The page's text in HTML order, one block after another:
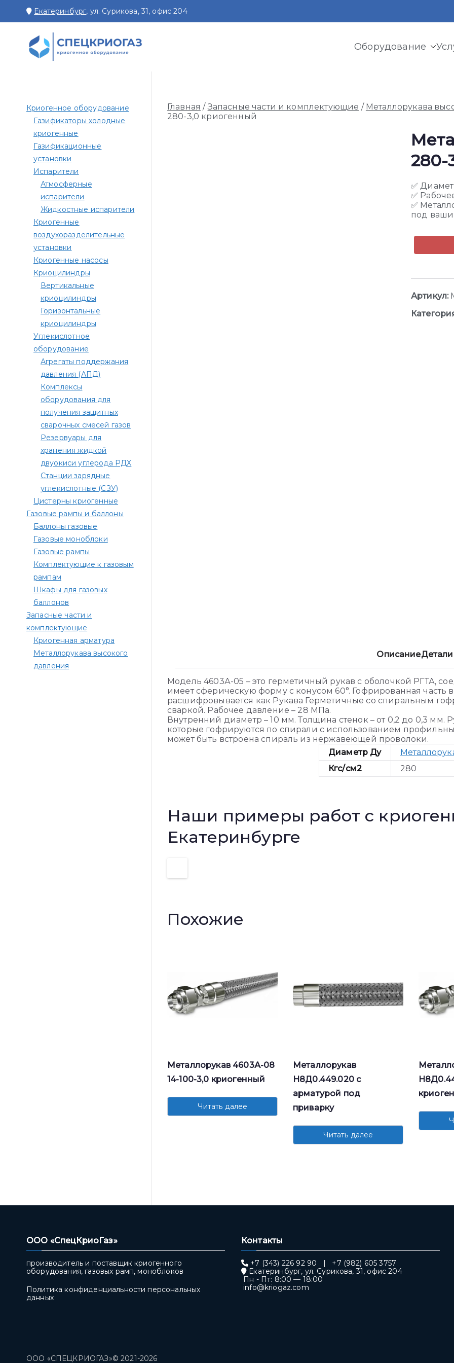
содержимому
Екатеринбург, ул. Сурикова, 31, офис 204
Производство и поставки криогенного оборудования, газовых рамп, моноблоков
Оборудование
Главная /Запасные части и комплектующие / Металлорукава
280-3,0 криогенный
280-
✅
✅
✅
под ваши
Артикул:
ОписаниеДетали
Модель 4603А-05 – это герметичный рукав с оболочкой РГТА,
имеет сферическую форму с конусом 60°. Гофрированная часть
расшифровывается как Рукава Герметичные со спиральным
сваркой. Рабочее давление – 28 МПа.
Внутренний диаметр – 10 мм. Толщина стенок – от 0,2 до 0,3 мм.
которые гофрируются по спирали с использованием
может быть встроена спираль из нержавеющей проволоки.
Диаметр Ду
Кгс/см2
280
Наши примеры работ с
Екатеринбурге
Похожие
Металлорукав 4603А-08
14-100-3,0 криогенный
Читать далее
Металлорукав
Н8Д0.449.020 с
арматурой под
приварку
Читать далее
Криогенное оборудование
Газификаторы холодные
криогенные
Газификационные
установки
Испарители
Атмосферные
испарители
Жидкостные испарители
Криогенные
воздухоразделительные
установки
Криогенные насосы
Криоцилиндры
Вертикальные
криоцилиндры
Горизонтальные
криоцилиндры
Углекислотное
оборудование
Агрегаты поддержания
давления (АПД)
Комплексы
оборудования для
получения защитных
сварочных смесей газов
Резервуары для
хранения жидкой
двуокиси углерода РДХ
Станции зарядные
углекислотные (СЗУ)
Цистерны криогенные
Газовые рампы и баллоны
Баллоны газовые
Газовые моноблоки
Газовые рампы
Комплектующие к газовым
рампам​
Шкафы для газовых
баллонов
Запасные части и
комплектующие
Криогенная арматура
Металлорукава высокого
давления
ООО «СпецКриоГаз»
производитель и поставщик криогенного
оборудования, газовых рамп, моноблоков
Политика конфиденциальности персональных
данных
Контакты
+7 (343) 226 92 90
+7 (982) 605 3757
Екатеринбург, ул. Сурикова, 31, офис 204
Пн - Пт: 8:00 — 18:00
info@kriogaz.com
ООО «СПЕЦКРИОГАЗ»© 2021-2026